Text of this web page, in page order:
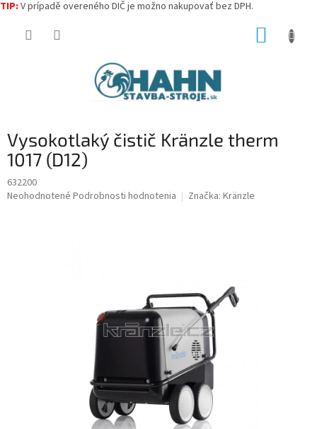
TIP: V prípadě overeného DIČ je možno nakupovať bez DPH.
Vysokotlaký čistič Kränzle therm
1017 (D12)
632200
Priemerné
Neohodnotené Podrobnosti hodnotenia Značka: Kränzle